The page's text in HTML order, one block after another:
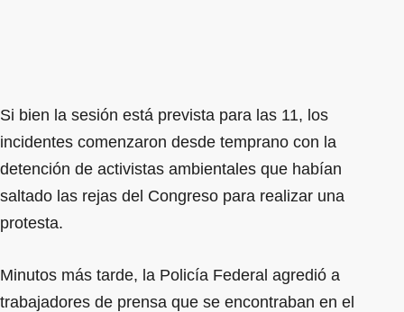
Si bien la sesión está prevista para las 11, los
incidentes comenzaron desde temprano con la
detención de activistas ambientales que habían
saltado las rejas del Congreso para realizar una
protesta.
Minutos más tarde, la Policía Federal agredió a
trabajadores de prensa que se encontraban en el